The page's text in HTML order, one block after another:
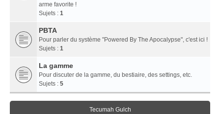
arme favorite !
Sujets : 1
PBTA
Pour parler du système "Powered By The Apocalypse", c'est ici !
Sujets : 1
La gamme
Pour discuter de la gamme, du bestiaire, des settings, etc.
Sujets : 5
Tecumah Gulch